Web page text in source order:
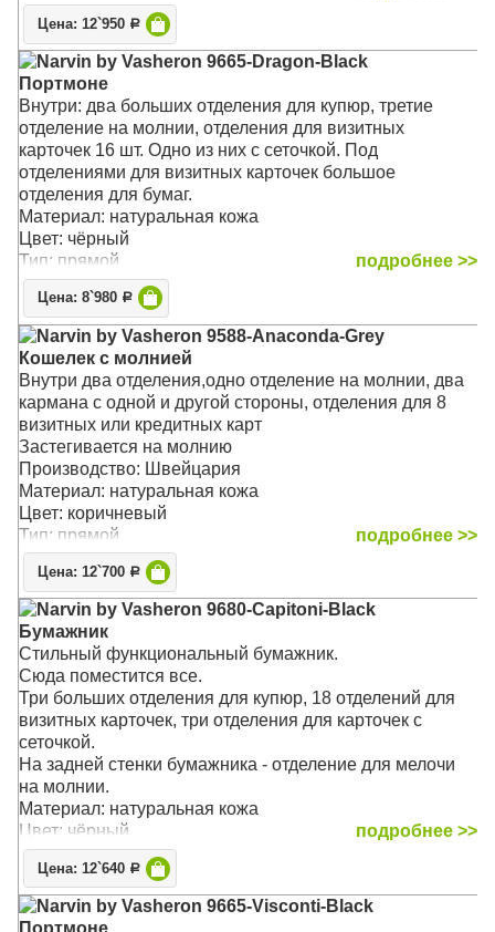
Цена: 12`950 Р
Narvin by Vasheron 9665-Dragon-Black
Портмоне
Внутри: два больших отделения для купюр, третие
отделение на молнии, отделения для визитных
карточек 16 шт. Одно из них с сеточкой. Под
отделениями для визитных карточек большое
отделения для бумаг.
Материал: натуральная кожа
Цвет: чёрный
Тип: прямой
подробнее >>
Цена: 8`980 Р
Narvin by Vasheron 9588-Anaconda-Grey
Кошелек с молнией
Внутри два отделения,одно отделение на молнии, два
кармана с одной и другой стороны, отделения для 8
визитных или кредитных карт
Застегивается на молнию
Производство: Швейцария
Материал: натуральная кожа
Цвет: коричневый
Тип: прямой
подробнее >>
Цена: 12`700 Р
Narvin by Vasheron 9680-Capitoni-Black
Бумажник
Стильный функциональный бумажник.
Сюда поместится все.
Три больших отделения для купюр, 18 отделений для
визитных карточек, три отделения для карточек с
сеточкой.
На задней стенки бумажника - отделение для мелочи
на молнии.
Материал: натуральная кожа
Цвет: чёрный
Тип: прямой
Размер: 19 х 10 х 4 см
подробнее >>
Цена: 12`640 Р
Narvin by Vasheron 9665-Visconti-Black
Портмоне